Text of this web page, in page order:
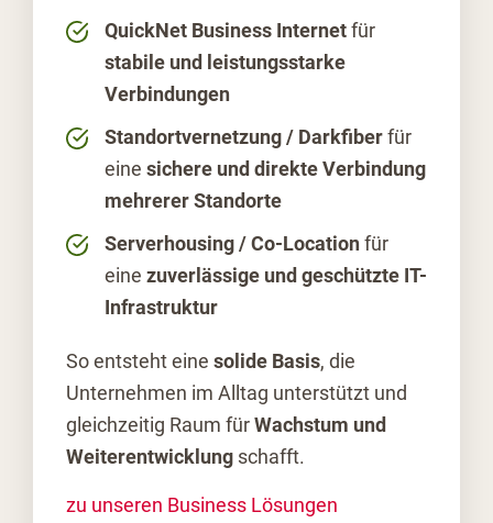
QuickNet Business Internetfür
stabile und leistungsstarke
Verbindungen
Standortvernetzung / Darkfiberfür
eine sichere und direkte Verbindung
mehrerer Standorte
Serverhousing / Co-Locationfür
eine zuverlässige und geschützte IT-
Infrastruktur
So entsteht eine solide Basis, die
Unternehmen im Alltag unterstützt und
gleichzeitig Raum fürWachstum und
Weiterentwicklung schafft.
zu unseren Business Lösungen